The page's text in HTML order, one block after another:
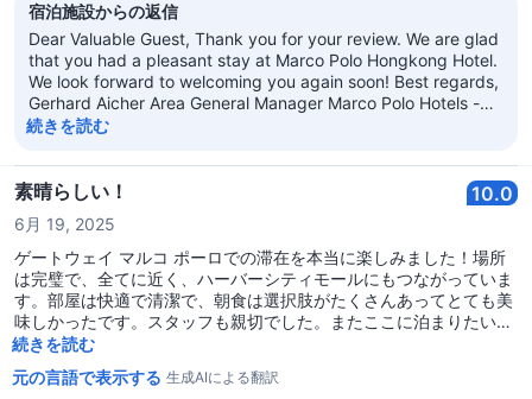
宿泊施設からの返信
Dear Valuable Guest, Thank you for your review. We are glad
that you had a pleasant stay at Marco Polo Hongkong Hotel.
We look forward to welcoming you again soon! Best regards,
Gerhard Aicher Area General Manager Marco Polo Hotels -
Hong Kong
続きを読む
素晴らしい！ 10.0
6月 19, 2025
ゲートウェイ マルコ ポーロでの滞在を本当に楽しみました！場所
は完璧で、全てに近く、ハーバーシティモールにもつながっていま
す。部屋は快適で清潔で、朝食は選択肢がたくさんあってとても美
味しかったです。スタッフも親切でした。またここに泊まりたいで
す！
続きを読む
元の言語で表示する 生成AIによる翻訳